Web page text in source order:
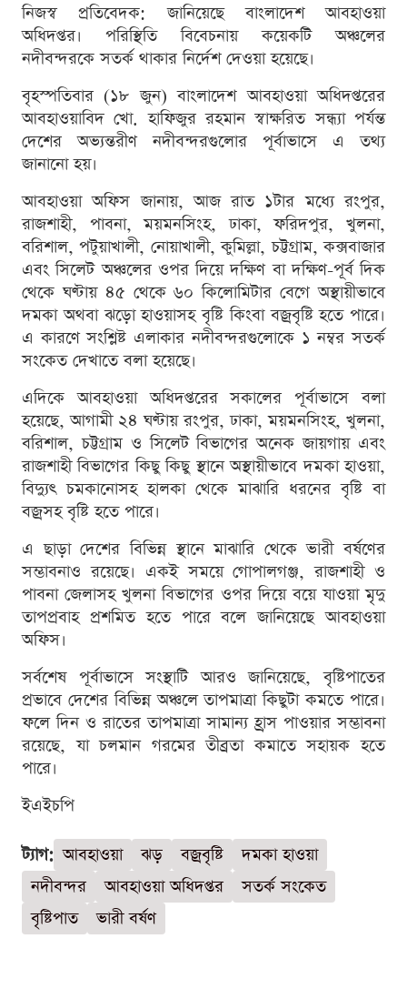
নিজস্ব প্রতিবেদক: জানিয়েছে বাংলাদেশ আবহাওয়া
অধিদপ্তর। পরিস্থিতি বিবেচনায় কয়েকটি অঞ্চলের
নদীবন্দরকে সতর্ক থাকার নির্দেশ দেওয়া হয়েছে।
বৃহস্পতিবার (১৮ জুন) বাংলাদেশ আবহাওয়া অধিদপ্তরের
আবহাওয়াবিদ খো. হাফিজুর রহমান স্বাক্ষরিত সন্ধ্যা পর্যন্ত
দেশের অভ্যন্তরীণ নদীবন্দরগুলোর পূর্বাভাসে এ তথ্য
জানানো হয়।
আবহাওয়া অফিস জানায়, আজ রাত ১টার মধ্যে রংপুর,
রাজশাহী, পাবনা, ময়মনসিংহ, ঢাকা, ফরিদপুর, খুলনা,
বরিশাল, পটুয়াখালী, নোয়াখালী, কুমিল্লা, চট্টগ্রাম, কক্সবাজার
এবং সিলেট অঞ্চলের ওপর দিয়ে দক্ষিণ বা দক্ষিণ-পূর্ব দিক
থেকে ঘণ্টায় ৪৫ থেকে ৬০ কিলোমিটার বেগে অস্থায়ীভাবে
দমকা অথবা ঝড়ো হাওয়াসহ বৃষ্টি কিংবা বজ্রবৃষ্টি হতে পারে।
এ কারণে সংশ্লিষ্ট এলাকার নদীবন্দরগুলোকে ১ নম্বর সতর্ক
সংকেত দেখাতে বলা হয়েছে।
এদিকে আবহাওয়া অধিদপ্তরের সকালের পূর্বাভাসে বলা
হয়েছে, আগামী ২৪ ঘণ্টায় রংপুর, ঢাকা, ময়মনসিংহ, খুলনা,
বরিশাল, চট্টগ্রাম ও সিলেট বিভাগের অনেক জায়গায় এবং
রাজশাহী বিভাগের কিছু কিছু স্থানে অস্থায়ীভাবে দমকা হাওয়া,
বিদ্যুৎ চমকানোসহ হালকা থেকে মাঝারি ধরনের বৃষ্টি বা
বজ্রসহ বৃষ্টি হতে পারে।
এ ছাড়া দেশের বিভিন্ন স্থানে মাঝারি থেকে ভারী বর্ষণের
সম্ভাবনাও রয়েছে। একই সময়ে গোপালগঞ্জ, রাজশাহী ও
পাবনা জেলাসহ খুলনা বিভাগের ওপর দিয়ে বয়ে যাওয়া মৃদু
তাপপ্রবাহ প্রশমিত হতে পারে বলে জানিয়েছে আবহাওয়া
অফিস।
সর্বশেষ পূর্বাভাসে সংস্থাটি আরও জানিয়েছে, বৃষ্টিপাতের
প্রভাবে দেশের বিভিন্ন অঞ্চলে তাপমাত্রা কিছুটা কমতে পারে।
ফলে দিন ও রাতের তাপমাত্রা সামান্য হ্রাস পাওয়ার সম্ভাবনা
রয়েছে, যা চলমান গরমের তীব্রতা কমাতে সহায়ক হতে
পারে।
ইএইচপি
ট্যাগ: আবহাওয়া ঝড় বজ্রবৃষ্টি
দমকা হাওয়া
নদীবন্দর
আবহাওয়া অধিদপ্তর
সতর্ক সংকেত
বৃষ্টিপাত
ভারী বর্ষণ